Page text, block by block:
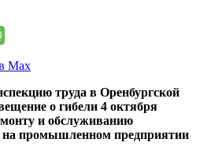
труда в Оренбургской
о гибели 4 октября
и обслуживанию
на промышленном предприятии